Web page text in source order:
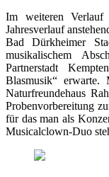
Im weiteren
Jahresverlauf
Bad Dürkheimer
musikalischem
Partnerstadt
Blasmusik“ erwarte.
Naturfreundehaus
Probenvorbereitung
für das man als
Musicalclown-Duo